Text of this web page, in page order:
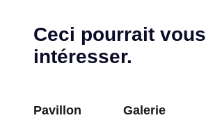
Ceci pourrait vous
intéresser.
Pavillon
Galerie